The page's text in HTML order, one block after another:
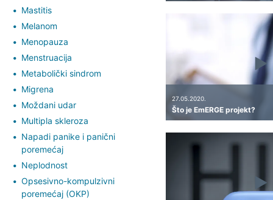
Mastitis
Melanom
Menopauza
Menstruacija
Metabolički sindrom
Migrena
Moždani udar
Multipla skleroza
Napadi panike i panični
poremećaj
Neplodnost
Opsesivno-kompulzivni
poremećaj (OKP)
27.05.2020.
Što je EmERGE projekt?